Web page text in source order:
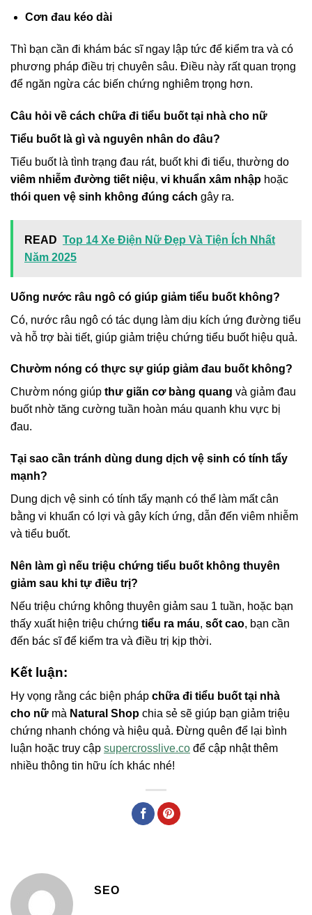
Cơn đau kéo dài
Thì bạn cần đi khám bác sĩ ngay lập tức để kiểm tra và có
phương pháp điều trị chuyên sâu. Điều này rất quan trọng
để ngăn ngừa các biến chứng nghiêm trọng hơn.
Câu hỏi về cách chữa đi tiểu buốt tại nhà cho nữ
Tiểu buốt là gì và nguyên nhân do đâu?
Tiểu buốt là tình trạng đau rát, buốt khi đi tiểu, thường do
viêm nhiễm đường tiết niệu, vi khuẩn xâm nhập hoặc
thói quen vệ sinh không đúng cách gây ra.
READ Top 14 Xe Điện Nữ Đẹp Và Tiện Ích Nhất
Năm 2025
Uống nước râu ngô có giúp giảm tiểu buốt không?
Có, nước râu ngô có tác dụng làm dịu kích ứng đường tiểu
và hỗ trợ bài tiết, giúp giảm triệu chứng tiểu buốt hiệu quả.
Chườm nóng có thực sự giúp giảm đau buốt không?
Chườm nóng giúp thư giãn cơ bàng quang và giảm đau
buốt nhờ tăng cường tuần hoàn máu quanh khu vực bị
đau.
Tại sao cần tránh dùng dung dịch vệ sinh có tính tẩy
mạnh?
Dung dịch vệ sinh có tính tẩy mạnh có thể làm mất cân
bằng vi khuẩn có lợi và gây kích ứng, dẫn đến viêm nhiễm
và tiểu buốt.
Nên làm gì nếu triệu chứng tiểu buốt không thuyên
giảm sau khi tự điều trị?
Nếu triệu chứng không thuyên giảm sau 1 tuần, hoặc bạn
thấy xuất hiện triệu chứng tiểu ra máu, sốt cao, bạn cần
đến bác sĩ để kiểm tra và điều trị kịp thời.
Kết luận:
Hy vọng rằng các biện pháp chữa đi tiểu buốt tại nhà
cho nữ mà Natural Shop chia sẻ sẽ giúp bạn giảm triệu
chứng nhanh chóng và hiệu quả. Đừng quên để lại bình
luận hoặc truy cập supercrosslive.co để cập nhật thêm
nhiều thông tin hữu ích khác nhé!
SEO